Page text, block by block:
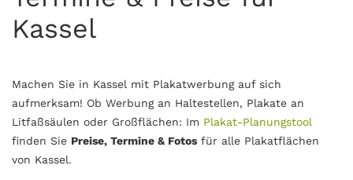
Kassel
Machen Sie in Kassel mit Plakatwerbung auf sich
aufmerksam! Ob Werbung an Haltestellen, Plakate an
Litfaßsäulen oder Großflächen: Im Plakat-Planungstool
finden Sie Preise, Termine & Fotos für alle Plakatflächen
von Kassel.